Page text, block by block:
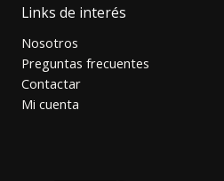
Links de interés
Nosotros
Preguntas frecuentes
Contactar
Mi cuenta